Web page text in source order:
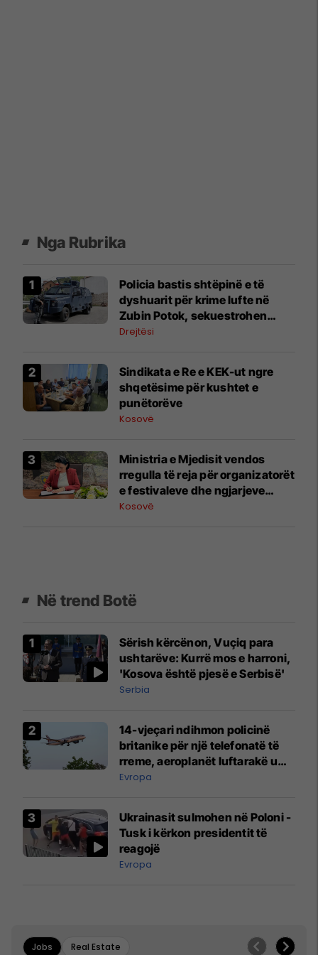
Nga Rubrika
Policia bastis shtëpinë e të
dyshuarit për krime lufte në
Zubin Potok, sekuestrohen
prova
Drejtësi
Sindikata e Re e KEK-ut ngre
shqetësime për kushtet e
punëtorëve
Kosovë
Ministria e Mjedisit vendos
rregulla të reja për organizatorët
e festivaleve dhe ngjarjeve
publike
Kosovë
Në trend Botë
Sërish kërcënon, Vuçiq para
ushtarëve: Kurrë mos e harroni,
'Kosova është pjesë e Serbisë'
Serbia
14-vjeçari ndihmon policinë
britanike për një telefonatë të
rreme, aeroplanët luftarakë u
ngritën në ajër për të
Mançesterit
Evropa
Ukrainasit sulmohen në Poloni -
Tusk i kërkon presidentit të
reagojë
Evropa
Jobs Real Estate